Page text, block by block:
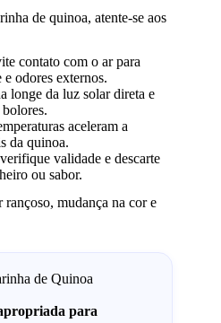
de quinoa, atente-se aos
contato com o ar para
odores externos.
longe da luz solar direta e
aceleram a
da quinoa.
verifique validade e descarte
ou sabor.
mudança na cor e
de Quinoa
para